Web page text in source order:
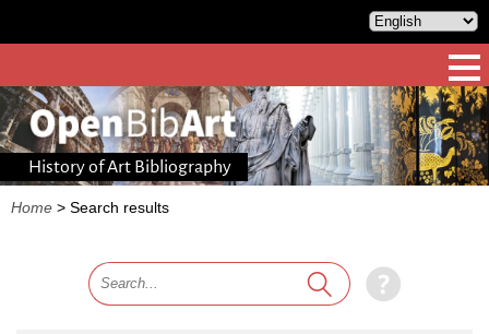
History of Art Bibliography
Home > Search results